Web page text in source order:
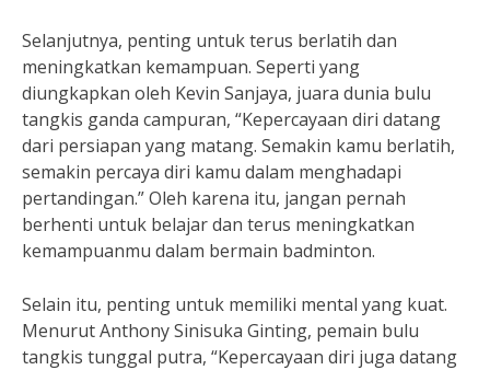
Selanjutnya, penting untuk terus berlatih dan
meningkatkan kemampuan. Seperti yang
diungkapkan oleh Kevin Sanjaya, juara dunia bulu
tangkis ganda campuran, “Kepercayaan diri datang
dari persiapan yang matang. Semakin kamu berlatih,
semakin percaya diri kamu dalam menghadapi
pertandingan.” Oleh karena itu, jangan pernah
berhenti untuk belajar dan terus meningkatkan
kemampuanmu dalam bermain badminton.
Selain itu, penting untuk memiliki mental yang kuat.
Menurut Anthony Sinisuka Ginting, pemain bulu
tangkis tunggal putra, “Kepercayaan diri juga datang